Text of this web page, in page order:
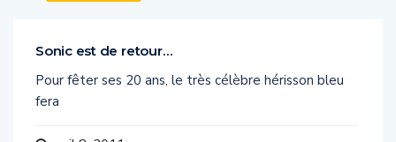
Sonic est de retour…
Pour fêter ses 20 ans, le très célèbre hérisson bleu
fera